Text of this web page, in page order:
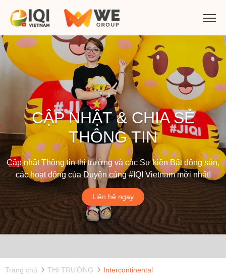
CẬP NHẬT & CHIA SẺ
THÔNG TIN
Cập nhật Thông tin thị trường và các Sự kiện Bất động sản,
các hoạt động của Duyên cùng #IQI Vietnam mới nhất!
Liên hệ ngay
Trang chủ THỊ TRƯỜNG Intercontinental